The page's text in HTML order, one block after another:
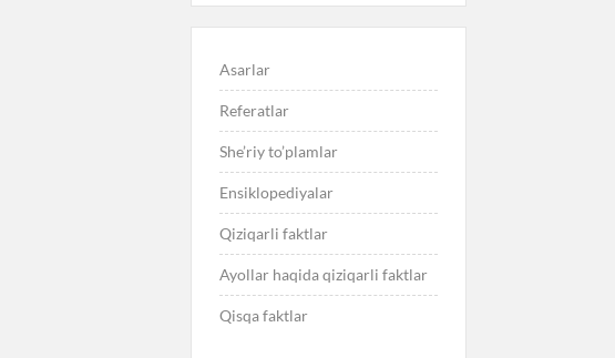
Asarlar
Referatlar
She’riy to’plamlar
Ensiklopediyalar
Qiziqarli faktlar
Ayollar haqida qiziqarli faktlar
Qisqa faktlar